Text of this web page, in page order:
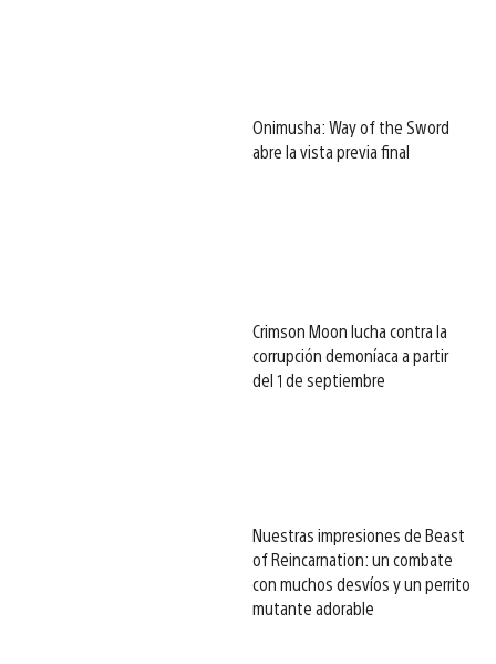
Onimusha: Way of the Sword
abre la vista previa final
Crimson Moon lucha contra la
corrupción demoníaca a partir
del 1 de septiembre
Nuestras impresiones de Beast
of Reincarnation: un combate
con muchos desvíos y un perrito
mutante adorable